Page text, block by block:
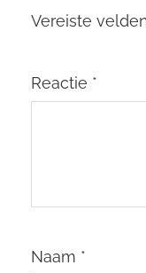
Vereiste
Reactie *
Naam *